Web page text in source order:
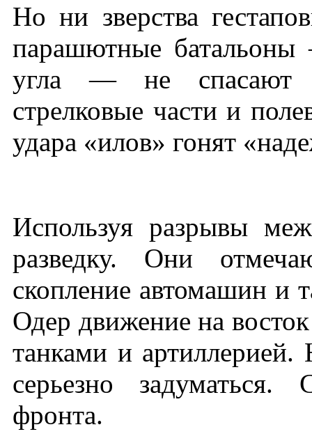
Но ни зверства
парашютные
угла — не спасают
стрелковые части и
удара «илов» гонят
Используя разрывы
разведку. Они
скопление автомашин и
Одер движение на
танками и артиллерией.
серьезно задуматься.
фронта.